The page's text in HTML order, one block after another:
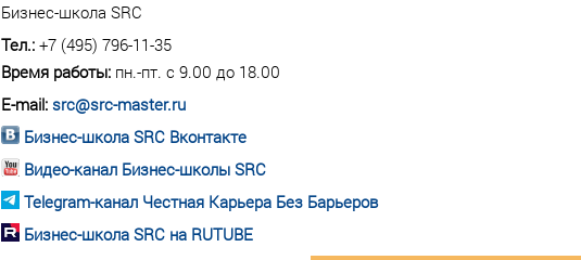
Бизнес-школа SRC
Тел.: +7 (495) 796-11-35
Время работы: пн.-пт. с 9.00 до 18.00
E-mail: src@src-master.ru
Бизнес-школа SRC Вконтакте
Видео-канал Бизнес-школы SRC
Telegram-канал Честная Карьера Без Барьеров
Бизнес-школа SRC на RUTUBE